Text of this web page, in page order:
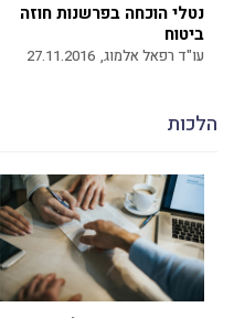
נטלי הוכחה בפרשנות חוזה
ביטוח
עו"ד רפאל אלמוג, 27.11.2016
הלכות